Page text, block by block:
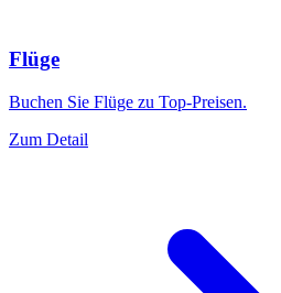
Flüge
Buchen Sie Flüge zu Top-Preisen.
Zum Detail